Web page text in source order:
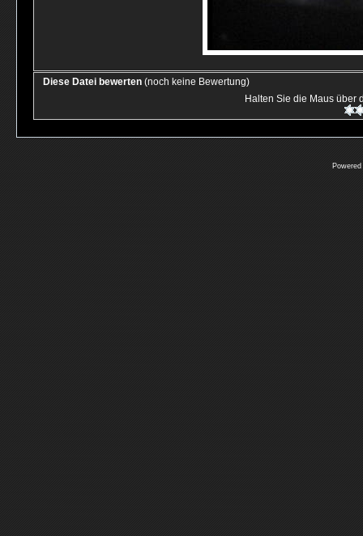
Diese Datei bewerten (noch keine Bewertung)
Halten Sie die Maus über